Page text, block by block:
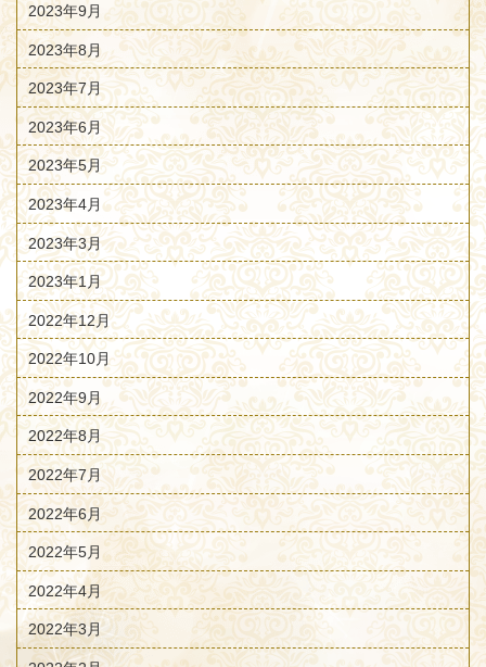
2023年9月
2023年8月
2023年7月
2023年6月
2023年5月
2023年4月
2023年3月
2023年1月
2022年12月
2022年10月
2022年9月
2022年8月
2022年7月
2022年6月
2022年5月
2022年4月
2022年3月